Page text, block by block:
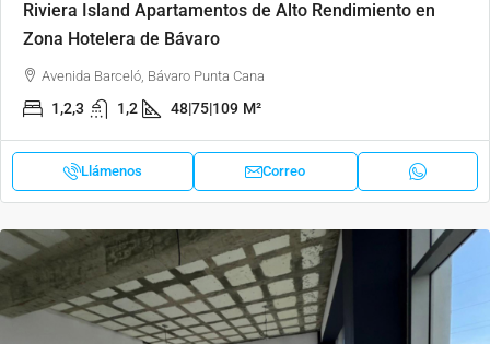
Riviera Island Apartamentos de Alto Rendimiento en
Zona Hotelera de Bávaro
Avenida Barceló, Bávaro Punta Cana
1,2,3 1,2 48|75|109 M²
Llámenos Correo